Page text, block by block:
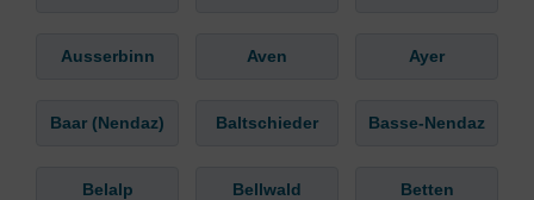
Ausserbinn Aven Ayer
Baar (Nendaz) Baltschieder Basse-Nendaz
Belalp Bellwald Betten